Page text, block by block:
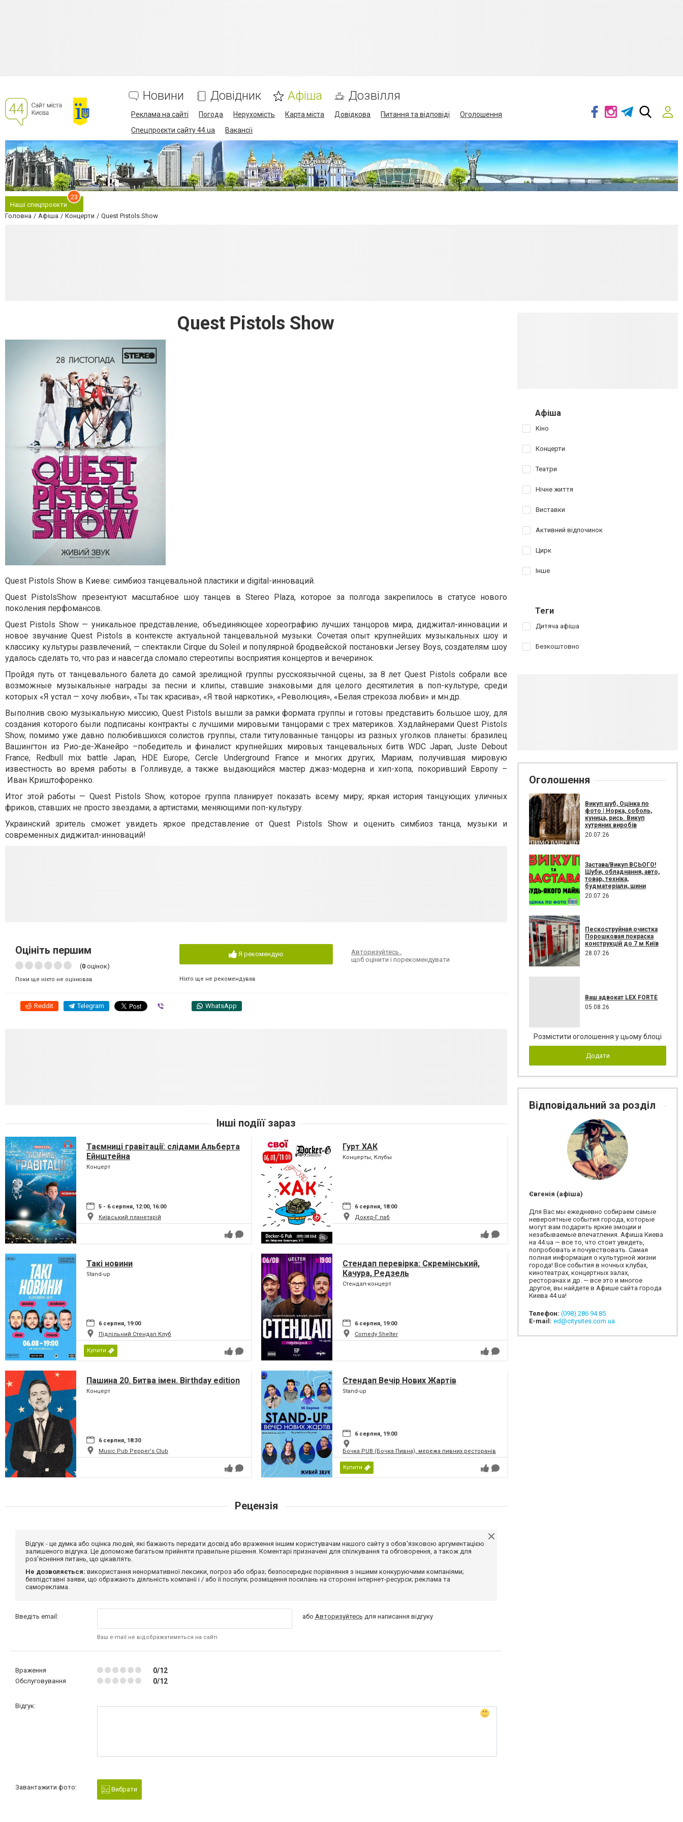
Новини Довідник Афіша Дозвілля
Реклама на сайті Погода Нерухомість Карта міста Довідкова Питання та відповіді
Оголошення
Спецпроєкти сайту 44.ua
Вакансії
Наші спецпроєкти
23
Головна Афіша Концерти Quest Pistols Show
Quest Pistols Show
Quest Pistols Show в Киеве: симбиоз танцевальной пластики и digital-инноваций.
Quest PistolsShow презентуют масштабное шоу танцев в Stereo Plaza, которое за полгода закрепилось в статусе нового
поколения перфомансов.
Quest Pistols Show — уникальное представление, объединяющее хореографию лучших танцоров мира, диджитал-инновации и
новое звучание Quest Pistols в контексте актуальной танцевальной музыки. Сочетая опыт крупнейших музыкальных шоу и
классику культуры развлечений, — спектакли Cirque du Soleil и популярной бродвейской постановки Jersey Boys, создателям шоу
удалось сделать то, что раз и навсегда сломало стереотипы восприятия концертов и вечеринок.
Пройдя путь от танцевального балета до самой зрелищной группы русскоязычной сцены, за 8 лет Quest Pistols собрали все
возможные музыкальные награды за песни и клипы, ставшие знаковыми для целого десятилетия в поп-культуре, среди
которых «Я устал — хочу любви», «Ты так красива», «Я твой наркотик», «Революция», «Белая стрекоза любви» и мн.др.
Выполнив свою музыкальную миссию, Quest Pistols вышли за рамки формата группы и готовы представить большое шоу, для
создания которого были подписаны контракты с лучшими мировыми танцорами с трех материков. Хэдлайнерами Quest Pistols
Show, помимо уже давно полюбившихся солистов группы, стали титулованные танцоры из разных уголков планеты: бразилец
Вашингтон из Рио-де-Жанейро –победитель и финалист крупнейших мировых танцевальных битв WDC Japan, Juste Debout
France, Redbull mix battle Japan, HDE Europe, Cercle Underground France и многих других, Мариам, получившая мировую
известность во время работы в Голливуде, а также выдающийся мастер джаз-модерна и хип-хопа, покоривший Европу –
Иван Криштофоренко.
Итог этой работы — Quest Pistols Show, которое группа планирует показать всему миру; яркая история танцующих уличных
фриков, ставших не просто звездами, а артистами, меняющими поп-культуру.
Украинский зритель сможет увидеть яркое представление от Quest Pistols Show и оценить симбиоз танца, музыки и
современных диджитал-инноваций!
Оцініть першим
(0 оцінок)
Поки ще ніхто не оцінював
Я рекомендую
Ніхто ще не рекомендував
Авторизуйтесь
щоб оцінити і порекомендувати
Reddit Telegram WhatsApp
Інші подіїї зараз
Таємниці гравітації: слідами Альберта
Ейнштейна
Концерт
5 - 6 серпня, 12:00, 16:00
Київський планетарій
Гурт ХАК
Концерты, Клубы
6 серпня, 18:00
Докер-Г паб
Такі новини
Stand-up
6 серпня, 19:00
Підпільний Стендап Клуб
Купити
Стендап перевірка: Скремінський,
Качура, Редзель
Стендап-концерт
6 серпня, 19:00
Comedy Shelter
Пашина 20. Битва імен. Birthday edition
Концерт
6 серпня, 18:30
Music Pub Pepper's Club
Стендап Вечір Нових Жартів
Stand-up
6 серпня, 19:00
Бочка PUB (Бочка Пивна), мережа пивних ресторанів
Купити
Рецензія
Відгук - це думка або оцінка людей, які бажають передати досвід або враження іншим користувачам нашого сайту з обов'язковою аргументацією
залишеного відгука. Це допоможе багатьом прийняти правильне рішення. Коментарі призначені для спілкування та обговорення, а також для
роз'яснення питань, що цікавлять.
Не дозволяється: використання ненормативної лексики, погроз або образ; безпосереднє порівняння з іншими конкуруючими компаніями;
безпідставні заяви, що ображають діяльність компанії і / або її послуги; розміщення посилань на сторонні інтернет-ресурси; реклама та
самореклама.
Введіть email:
Ваш e-mail не відображатиметься на сайті
або Авторизуйтесь для написання відгуку
Враження 0/12
Обслуговування 0/12
Відгук:
Завантажити фото: Вибрати
Афіша
Кіно
Концерти
Театри
Нічне життя
Виставки
Активний відпочинок
Цирк
Інше
Теги
Дитяча афіша
Безкоштовно
Оголошення
Викуп шуб, Оцінка по
фото | Норка, соболь,
куница, рись. Викуп
хутряних виробів
20.07.26
Застава/Викуп ВСЬОГО!
Шуби, обладнання, авто,
товар, техніка,
будматеріали, шини
20.07.26
Пескоструйная очистка
Порошковая покраска
конструкцій до 7 м Київ
28.07.26
Ваш адвокат LEX FORTE
05.08.26
Розмістити оголошення у цьому блоці
Додати
Відповідальний за розділ
Євгенія (афіша)
Для Вас мы ежедневно собираем самые
невероятные события города, которые
могут вам подарить яркие эмоции и
незабываемые впечатления. Афиша Киева
на 44.ua — все то, что стоит увидеть,
попробовать и почувствовать. Самая
полная информация о культурной жизни
города! Все события в ночных клубах,
кинотеатрах, концертных залах,
ресторанах и др. — все это и многое
другое, вы найдете в Афише сайта города
Киева 44.ua!
Телефон: (098) 286 94 85
E-mail: ed@citysites.com.ua